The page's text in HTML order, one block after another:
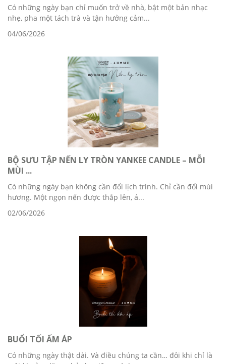
Có những ngày bạn chỉ muốn trở về nhà, bật một bản nhạc
nhẹ, pha một tách trà và tận hưởng cảm...
04/06/2026
BỘ SƯU TẬP NẾN LY TRÒN YANKEE CANDLE – MỖI
MÙI ...
Có những ngày bạn không cần đổi lịch trình. Chỉ cần đổi mùi
hương. Một ngọn nến được thắp lên, á...
02/06/2026
BUỔI TỐI ẤM ÁP
Có những ngày thật dài. Và điều chúng ta cần… đôi khi chỉ là